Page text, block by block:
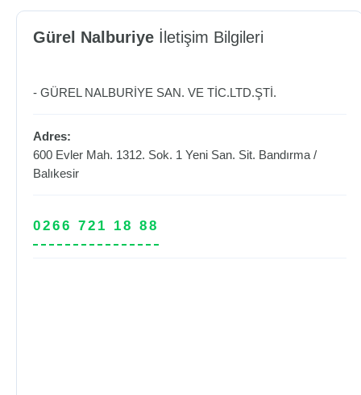
Gürel Nalburiye İletişim Bilgileri
- GÜREL NALBURİYE SAN. VE TİC.LTD.ŞTİ.
Adres:
600 Evler Mah. 1312. Sok. 1 Yeni San. Sit. Bandırma /
Balıkesir
0266 721 18 88